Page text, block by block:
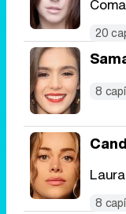
20
8
8